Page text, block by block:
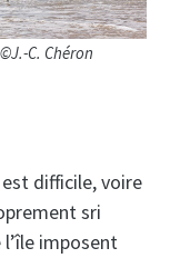
C. Chéron
est difficile, voire
sri
imposent